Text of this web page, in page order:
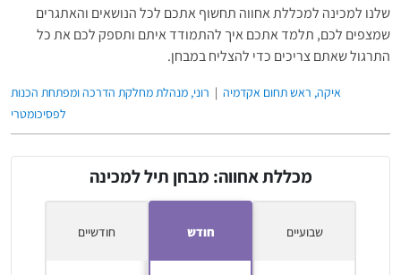
שלנו למכינה למכללת אחווה תחשוף אתכם לכל הנושאים והאתגרים
שמצפים לכם, תלמד אתכם איך להתמודד איתם ותספק לכם את כל
התרגול שאתם צריכים כדי להצליח במבחן.
איקה, ראש תחום אקדמיה | רוני, מנהלת מחלקת הדרכה ומפתחת הכנות
לפסיכומטרי
מכללת אחווה: מבחן תיל למכינה
שבועיים חודש חודשיים